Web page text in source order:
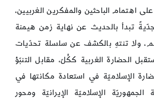
اهتمام الباحثين والمفكرين الغربيين،
تبدأ بالحديث عن نهاية زمن هيمنة
ولا تنتهِ بالكشف عن سلسلة تحدّيات
الحضارة الغربية ككُلّ، مقابل التنبّؤ
الإسلاميّة في استعادة مكانتها في
الجمهوريّة الإسلاميّة الإيرانيّة ومحور